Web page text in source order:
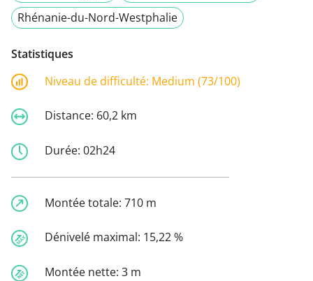
Rhénanie-du-Nord-Westphalie
Statistiques
Niveau de difficulté: Medium (73/100)
Distance: 60,2 km
Durée: 02h24
Montée totale: 710 m
Dénivelé maximal: 15,22 %
Montée nette: 3 m